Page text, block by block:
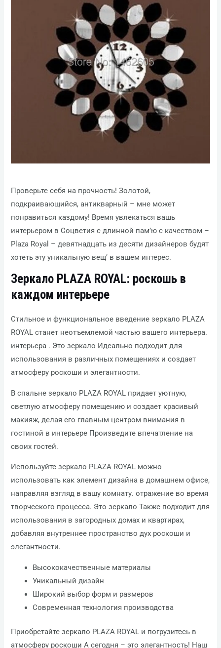
Проверьте себя на прочность! Золотой,
подкраивающийся, антикварный – мне может
понравиться каздому! Время увлекаться вашь
интерьером в Соцветия с длинной пам’ю с качеством –
Plaza Royal – девятнадцать из десяти дизайнеров будят
хотеть эту уникальную вещ’ в вашем интерес.
Зеркало PLAZA ROYAL: роскошь в
каждом интерьере
Стильное и функциональное введение зеркало PLAZA
ROYAL станет неотъемлемой частью вашего интерьера.
интерьера . Это зеркало Идеально подходит для
использования в различных помещениях и создает
атмосферу роскоши и элегантности.
В спальне зеркало PLAZA ROYAL придает уютную,
светлую атмосферу помещению и создает красивый
макияж, делая его главным центром внимания в
гостиной в интерьере Произведите впечатление на
своих гостей.
Используйте зеркало PLAZA ROYAL можно
использовать как элемент дизайна в домашнем офисе,
направляя взгляд в вашу комнату. отражение во время
творческого процесса. Это зеркало Также подходит для
использования в загородных домах и квартирах,
добавляя внутреннее пространство дух роскоши и
элегантности.
Высококачественные материалы
Уникальный дизайн
Широкий выбор форм и размеров
Современная технология производства
Приобретайте зеркало PLAZA ROYAL и погрузитесь в
атмосферу роскоши А сегодня – это элегантность! Наш